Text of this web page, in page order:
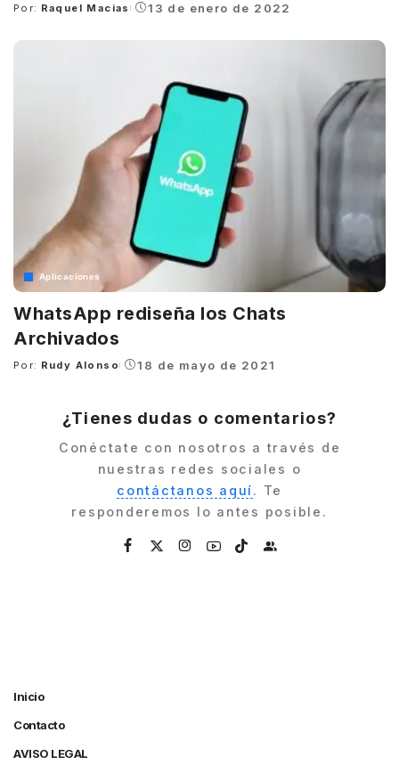
Posted
Por: Raquel Macias 13 de enero de 2022
Aplicaciones
WhatsApp rediseña los Chats
Archivados
Posted
Por: Rudy Alonso 18 de mayo de 2021
¿Tienes dudas o comentarios?
Conéctate con nosotros a través de
nuestras redes sociales o
contáctanos aquí. Te
responderemos lo antes posible.
Inicio
Contacto
AVISO LEGAL